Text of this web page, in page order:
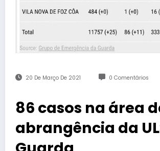
20 De Março De 2021 0 Comentários
86 casos na área
abrangência da